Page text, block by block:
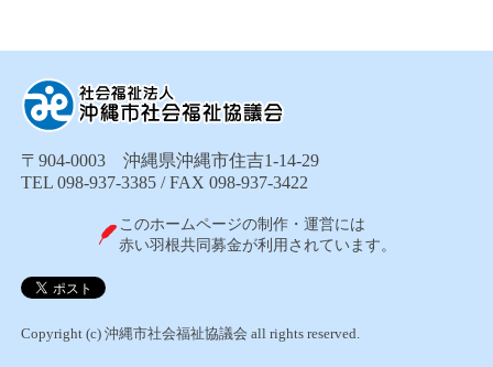
〒904-0003 沖縄県沖縄市住吉1-14-29
TEL 098-937-3385 / FAX 098-937-3422
このホームページの制作・運営には
赤い羽根共同募金が利用されています。
Copyright (c) 沖縄市社会福祉協議会 all rights reserved.